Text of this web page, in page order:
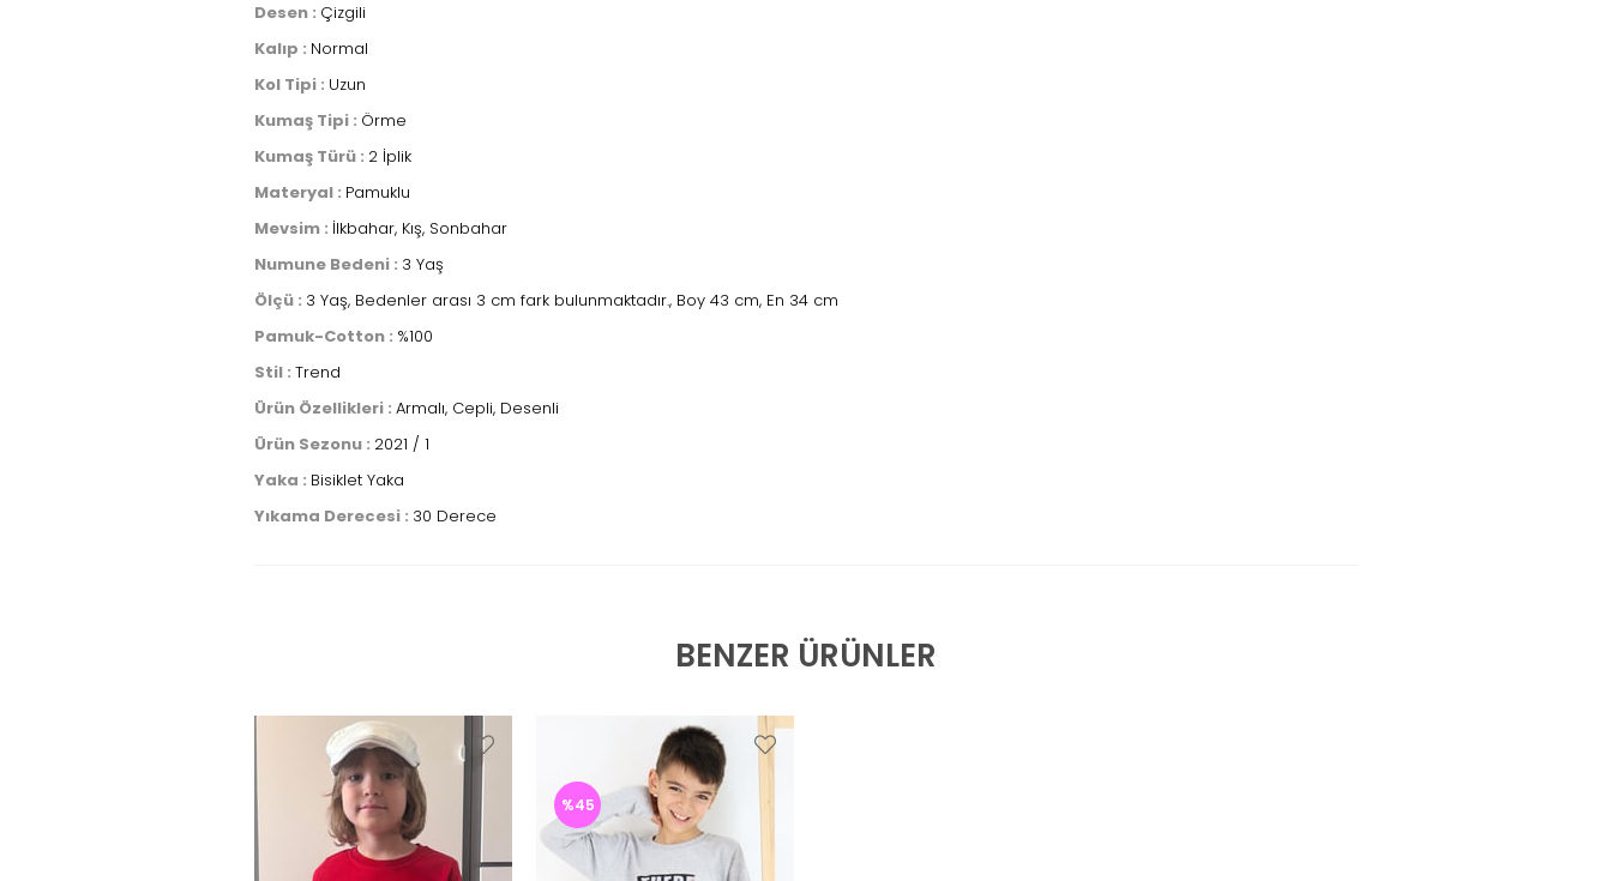
Desen : Çizgili
Kalıp : Normal
Kol Tipi : Uzun
Kumaş Tipi : Örme
Kumaş Türü : 2 İplik
Materyal : Pamuklu
Mevsim : İlkbahar, Kış, Sonbahar
Numune Bedeni : 3 Yaş
Ölçü : 3 Yaş, Bedenler arası 3 cm fark bulunmaktadır., Boy 43 cm, En 34 cm
Pamuk-Cotton : %100
Stil : Trend
Ürün Özellikleri : Armalı, Cepli, Desenli
Ürün Sezonu : 2021 / 1
Yaka : Bisiklet Yaka
Yıkama Derecesi : 30 Derece
BENZER ÜRÜNLER
%45